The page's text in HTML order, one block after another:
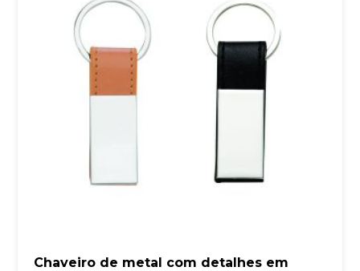
Chaveiro de metal com detalhes em